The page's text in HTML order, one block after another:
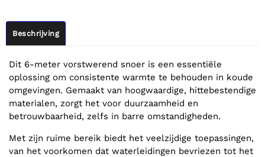
Beschrijving
Dit 6-meter vorstwerend snoer is een essentiële
oplossing om consistente warmte te behouden in koude
omgevingen. Gemaakt van hoogwaardige, hittebestendige
materialen, zorgt het voor duurzaamheid en
betrouwbaarheid, zelfs in barre omstandigheden.
Met zijn ruime bereik biedt het veelzijdige toepassingen,
van het voorkomen dat waterleidingen bevriezen tot het